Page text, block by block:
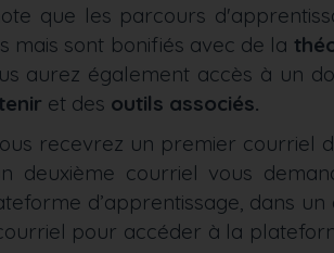
que les parcours
mais sont bonifiés avec de la
aurez également accès à un
et des outils associés.
recevrez un premier courriel
deuxième courriel vous
d’apprentissage, dans un
pour accéder à la